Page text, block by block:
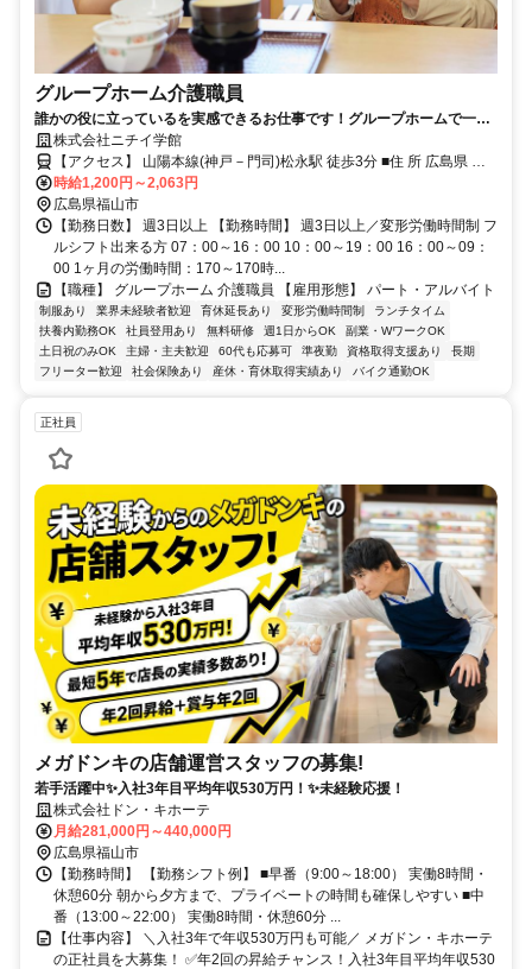
グループホーム介護職員
誰かの役に立っているを実感できるお仕事です！グループホームで一緒
に働きませんか！
株式会社ニチイ学館
【アクセス】 山陽本線(神戸－門司)松永駅 徒歩3分 ■住 所 広島県 福
山市 松永町三丁目1番22号 ■アクセス 山陽本線(神戸－門司)松永駅 徒
歩3分
時給1,200円～2,063円
広島県福山市
【勤務日数】 週3日以上 【勤務時間】 週3日以上／変形労働時間制 フ
ルシフト出来る方 07：00～16：00 10：00～19：00 16：00～09：
00 1ヶ月の労働時間：170～170時...
【職種】 グループホーム 介護職員 【雇用形態】 パート・アルバイト
制服あり 業界未経験者歓迎 育休延長あり 変形労働時間制
ランチタイム
扶養内勤務OK
社員登用あり 無料研修 週1日からOK
副業・WワークOK
土日祝のみOK
主婦・主夫歓迎 60代も応募可 準夜勤 資格取得支援あり
長期
フリーター歓迎
社会保険あり 産休・育休取得実績あり バイク通勤OK
正社員
メガドンキの店舗運営スタッフの募集!
若手活躍中✨入社3年目平均年収530万円！✨未経験応援！
株式会社ドン・キホーテ
月給281,000円～440,000円
広島県福山市
【勤務時間】 【勤務シフト例】 ■早番（9:00～18:00） 実働8時間・
休憩60分 朝から夕方まで、プライベートの時間も確保しやすい ■中
番（13:00～22:00） 実働8時間・休憩60分 ...
【仕事内容】 ＼入社3年で年収530万円も可能／ メガドン・キホーテ
の正社員を大募集！ ✅年2回の昇給チャンス！入社3年目平均年収530